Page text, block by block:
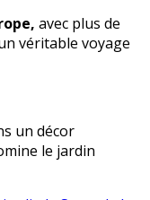
avec plus de
véritable voyage
un décor
le jardin